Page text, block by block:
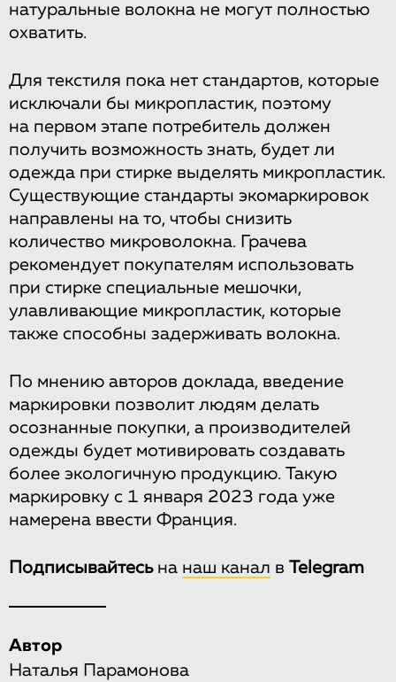
натуральные волокна не могут полностью
охватить.
Для текстиля пока нет стандартов, которые
исключали бы микропластик, поэтому
на первом этапе потребитель должен
получить возможность знать, будет ли
одежда при стирке выделять микропластик.
Существующие стандарты экомаркировок
направлены на то, чтобы снизить
количество микроволокна. Грачева
рекомендует покупателям использовать
при стирке специальные мешочки,
улавливающие микропластик, которые
также способны задерживать волокна.
По мнению авторов доклада, введение
маркировки позволит людям делать
осознанные покупки, а производителей
одежды будет мотивировать создавать
более экологичную продукцию. Такую
маркировку с 1 января 2023 года уже
намерена ввести Франция.
Подписывайтесьна наш канал в Telegram
Автор
Наталья Парамонова